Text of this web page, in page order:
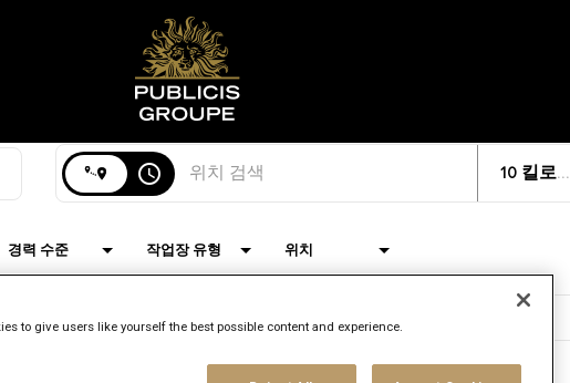
access_time 10 킬로미터
경력 수준 작업장 유형 위치
to give users like yourself the best possible content and experience.